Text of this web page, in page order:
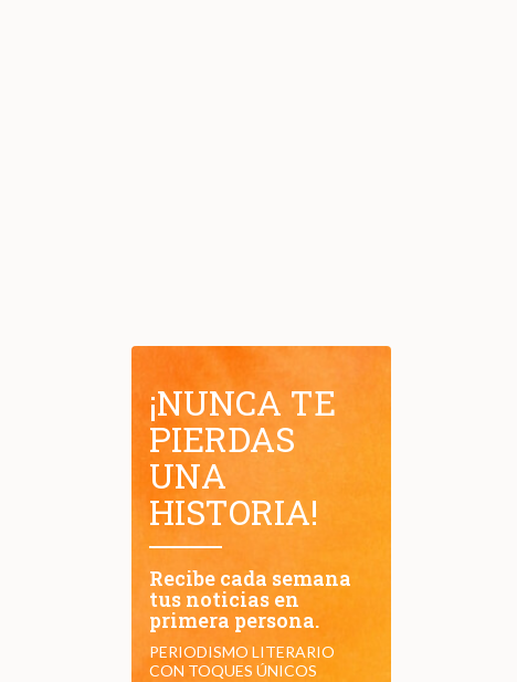
¡NUNCA TE
PIERDAS
UNA
HISTORIA!
Recibe cada semana
tus noticias en
primera persona.
PERIODISMO LITERARIO
CON TOQUES ÚNICOS